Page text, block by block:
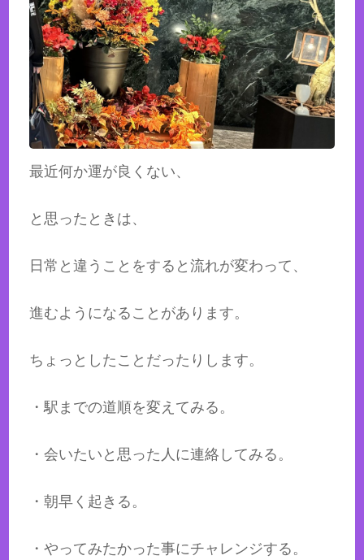
最近何か運が良くない、
と思ったときは、
日常と違うことをすると流れが変わって、
進むようになることがあります。
ちょっとしたことだったりします。
・駅までの道順を変えてみる。
・会いたいと思った人に連絡してみる。
・朝早く起きる。
・やってみたかった事にチャレンジする。